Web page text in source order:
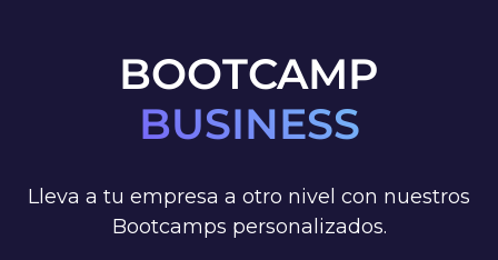
BOOTCAMP
BUSINESS
Lleva a tu empresa a otro nivel con nuestros
Bootcamps personalizados.